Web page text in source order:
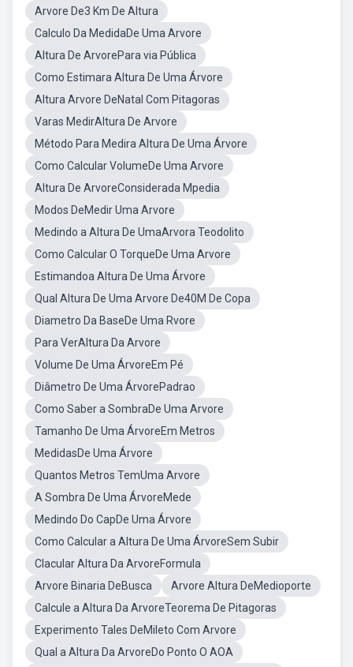
Arvore De3 Km De Altura
Calculo Da MedidaDe Uma Arvore
Altura De ArvorePara via Pública
Como Estimara Altura De Uma Árvore
Altura Arvore DeNatal Com Pitagoras
Varas MedirAltura De Arvore
Método Para Medira Altura De Uma Árvore
Como Calcular VolumeDe Uma Arvore
Altura De ArvoreConsiderada Mpedia
Modos DeMedir Uma Arvore
Medindo a Altura De UmaArvora Teodolito
Como Calcular O TorqueDe Uma Arvore
Estimandoa Altura De Uma Árvore
Qual Altura De Uma Arvore De40M De Copa
Diametro Da BaseDe Uma Rvore
Para VerAltura Da Arvore
Volume De Uma ÁrvoreEm Pé
Diâmetro De Uma ÁrvorePadrao
Como Saber a SombraDe Uma Arvore
Tamanho De Uma ÁrvoreEm Metros
MedidasDe Uma Árvore
Quantos Metros TemUma Arvore
A Sombra De Uma ÁrvoreMede
Medindo Do CapDe Uma Árvore
Como Calcular a Altura De Uma ÁrvoreSem Subir
Clacular Altura Da ArvoreFormula
Arvore Binaria DeBusca
Arvore Altura DeMedioporte
Calcule a Altura Da ArvoreTeorema De Pitagoras
Experimento Tales DeMileto Com Arvore
Qual a Altura Da ArvoreDo Ponto O AOA